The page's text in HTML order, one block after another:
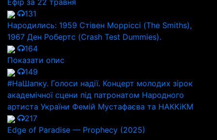
Ефір за 22 травня
131
Народились: 1959 Стівен Морріссі (The Smiths),
1967 Ден Робертс (Crash Test Dummies).
164
Показати опис
149
#НаШапку. Голоси надії. Концерт молодих зірок
академічної сцени під патронатом Народного
артиста України Фемій Мустафаєва та НАККіКМ
217
Edge of Paradise — Prophecy (2025)